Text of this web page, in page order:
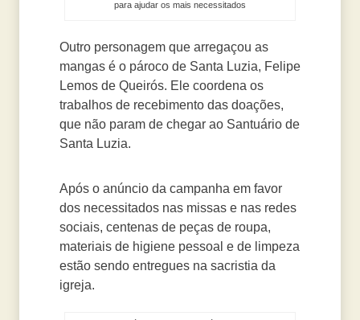
para ajudar os mais necessitados
Outro personagem que arregaçou as
mangas é o pároco de Santa Luzia, Felipe
Lemos de Queirós. Ele coordena os
trabalhos de recebimento das doações,
que não param de chegar ao Santuário de
Santa Luzia.
Após o anúncio da campanha em favor
dos necessitados nas missas e nas redes
sociais, centenas de peças de roupa,
materiais de higiene pessoal e de limpeza
estão sendo entregues na sacristia da
igreja.